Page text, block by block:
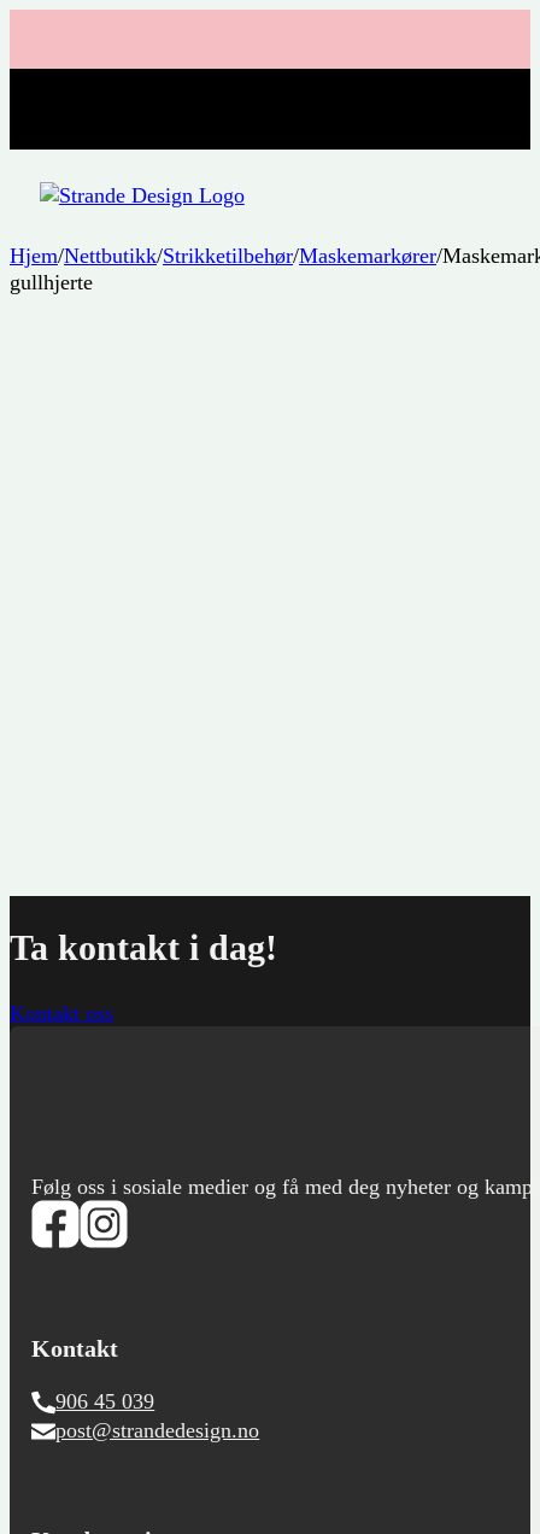
Hjem/Nettbutikk/Strikketilbehør/Maskemarkører/
gullhjerte
Ta kontakt i dag!
Kontakt oss
Følg oss i sosiale medier og få med deg nyheter og
Kontakt
906 45 039
post@strandedesign.no